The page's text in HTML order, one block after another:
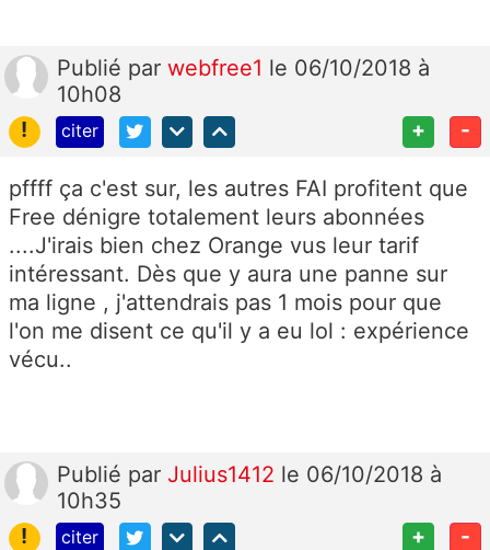
Publié par webfree1 le 06/10/2018 à
10h08
!
citer + -
pffff ça c'est sur, les autres FAI profitent que
Free dénigre totalement leurs abonnées
....J'irais bien chez Orange vus leur tarif
intéressant. Dès que y aura une panne sur
ma ligne , j'attendrais pas 1 mois pour que
l'on me disent ce qu'il y a eu lol : expérience
vécu..
Publié par Julius1412 le 06/10/2018 à
10h35
!
citer + -